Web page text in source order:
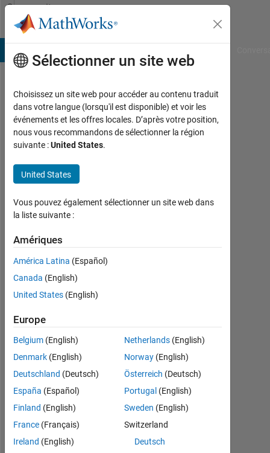
Passer au contenu
Community
Profile
chafah
zachary
Islamic
university
of
technology
Last
plus
de 3
y a
|
depuis
Followers:
Following:
0
Follow
Sélectionner un site web
Choisissez un site web pour accéder au contenu traduit
dans votre langue (lorsqu'il est disponible) et voir les
événements et les offres locales. D’après votre position,
nous vous recommandons de sélectionner la région
suivante :United States.
United States
Vous pouvez également sélectionner un site web dans
la liste suivante :
Amériques
América Latina (Español)
Canada (English)
United States (English)
Europe
Belgium (English)
Denmark (English)
Deutschland (Deutsch)
España (Español)
Finland (English)
France (Français)
Ireland (English)
Netherlands(English)
Norway(English)
Österreich (Deutsch)
Portugal (English)
Sweden (English)
Switzerland
Deutsch